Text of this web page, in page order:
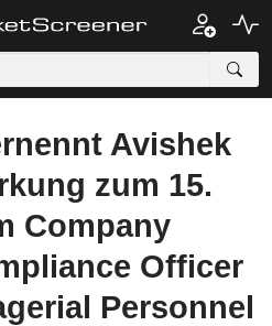
Avishek
zum 15.
Company
Officer
Personnel